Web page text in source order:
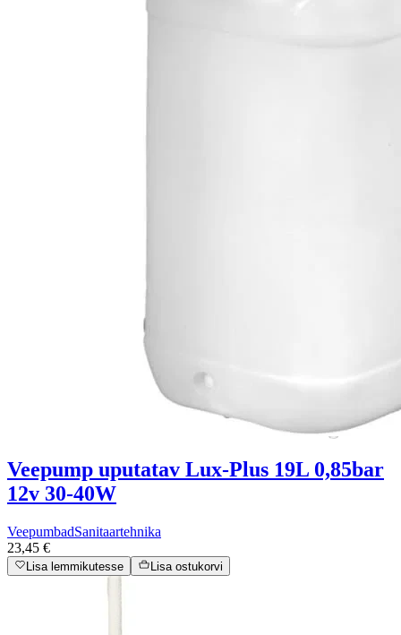
Veepump uputatav Lux-Plus 19L 0,85bar
12v 30-40W
VeepumbadSanitaartehnika
23,45 €
Lisa lemmikutesse Lisa ostukorvi